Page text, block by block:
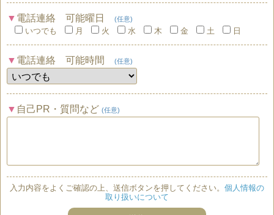
電話連絡 可能曜日 (任意)
いつでも 月 火 水 木 金 土 日
電話連絡 可能時間 (任意)
自己PR・質問など (任意)
入力内容をよくご確認の上、送信ボタンを押してください。 個人情報の
取り扱いについて